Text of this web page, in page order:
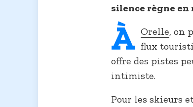
silence règne en
À Orelle, on
flux
offre des pistes
intimiste.
Pour les skieurs